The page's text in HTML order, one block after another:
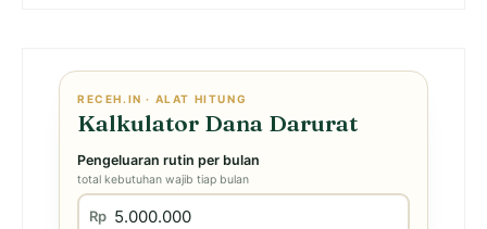
RECEH.IN · ALAT HITUNG
Kalkulator Dana Darurat
Pengeluaran rutin per bulan
total kebutuhan wajib tiap bulan
Rp